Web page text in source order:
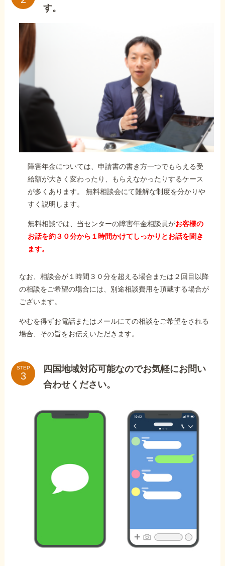
す。
障害年金については、申請書の書き方一つでもらえる受
給額が大きく変わったり、もらえなかったりするケース
が多くあります。 無料相談会にて難解な制度を分かりや
すく説明します。
無料相談では、当センターの障害年金相談員がお客様の
お話を約３０分から１時間かけてしっかりとお話を聞き
ます。
なお、相談会が１時間３０分を超える場合または２回目以降
の相談をご希望の場合には、別途相談費用を頂戴する場合が
ございます。
やむを得ずお電話またはメールにての相談をご希望をされる
場合、その旨をお伝えいただきます。
STEP
四国地域対応可能なのでお気軽にお問い
合わせください。